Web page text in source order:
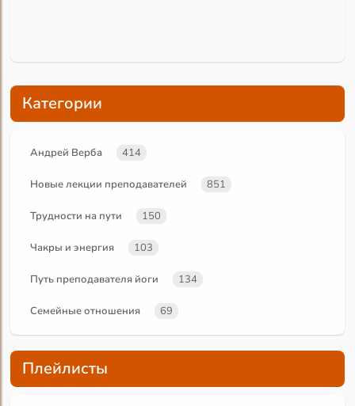
Категории
Андрей Верба 414
Новые лекции преподавателей 851
Трудности на пути 150
Чакры и энергия 103
Путь преподавателя йоги 134
Семейные отношения 69
Плейлисты